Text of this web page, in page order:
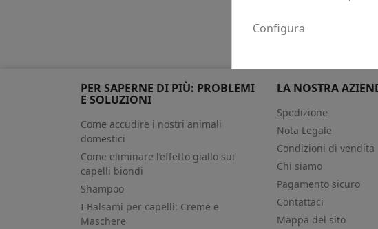
trattamento dei
PER SAPERNE DI PIÙ: PROBLEMI
E SOLUZIONI
Come accudire i nostri animali
domestici
Come eliminare l’effetto giallo sui
capelli biondi
Shampoo
I Balsami per capelli: Creme e
Maschere
LA NOSTRA
Spedizione
Nota Legale
Condizioni di vendita
Chi siamo
Pagamento sicuro
Contattaci
Mappa del sito
Configura